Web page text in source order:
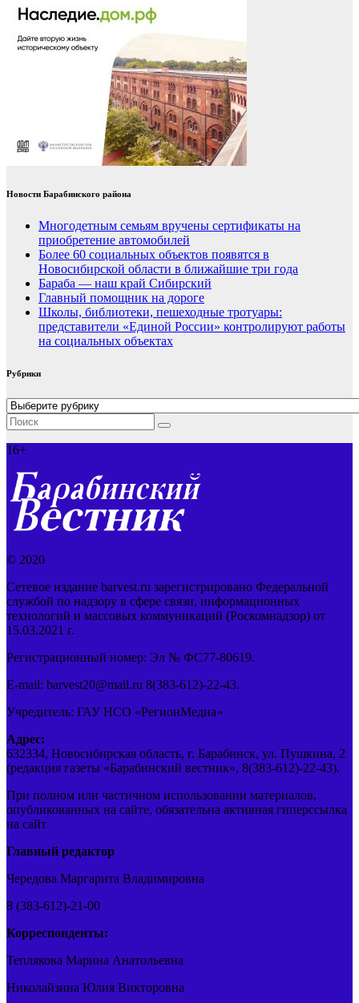
Новости Барабинского района
Многодетным семьям вручены сертификаты на
приобретение автомобилей
Более 60 социальных объектов появятся в
Новосибирской области в ближайшие три года
Бараба — наш край Сибирский
Главный помощник на дороге
Школы, библиотеки, пешеходные тротуары:
представители «Единой России» контролируют работы
на социальных объектах
Рубрики
Рубрики
16+
© 2020
Сетевое издание barvest.ru зарегистрировано Федеральной
службой по надзору в сфере связи, информационных
технологий и массовых коммуникаций (Роскомнадзор) от
15.03.2021 г.
Регистрационный номер: Эл № ФС77-80619.
E-mail: barvest20@mail.ru 8(383-612)-22-43.
Учредитель: ГАУ НСО «РегионМедиа»
Адрес:
632334, Новосибирская область, г. Барабинск, ул. Пушкина, 2
(редакция газеты «Барабинский вестник», 8(383-612)-22-43).
При полном или частичном использовании материалов,
опубликованных на сайте, обязательна активная гиперссылка
на сайт
Главный редактор
Чередова Маргарита Владимировна
8 (383-612)-21-00
Корреспонденты:
Теплякова Марина Анатольевна
Николайзина Юлия Викторовна